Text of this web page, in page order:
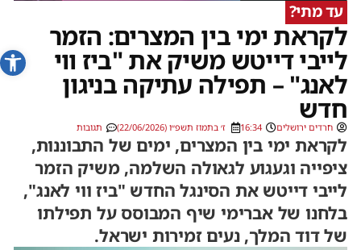
פתח
עד מתי?
לקראת ימי בין המצרים: הזמר
לייבי דייטש משיק את "ביז ווי
לאנג" – תפילה עתיקה בניגון
חדש
חרדים ירושלים 16:34 ז׳ בתמוז תשפ״ו (22/06/2026) תגובות
לקראת ימי בין המצרים, ימים של התבוננות,
ציפייה וגעגוע לגאולה השלמה, משיק הזמר
לייבי דייטש את הסינגל החדש "ביז ווי לאנג",
בלחנו של אברימי שיף המבוסס על תפילתו
של דוד המלך, נעים זמירות ישראל.